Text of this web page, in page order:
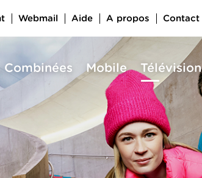
Mobile Télévision
Webmail Aide A propos Contact